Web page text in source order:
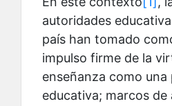
autoridades
país han tomado
impulso firme de la
enseñanza como una
educativa; marcos de